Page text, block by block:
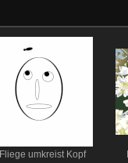
Fliege umkreist Kopf